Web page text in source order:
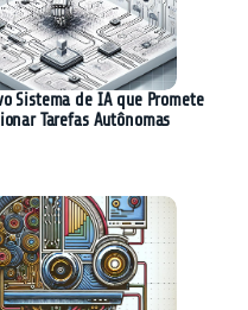
Sistema de IA que Promete
Tarefas Autônomas